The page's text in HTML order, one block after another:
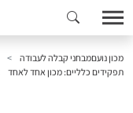
מכון נועםמבחני קבלה לעבודה
תפקידים כלליים: מכון אחד לאחד